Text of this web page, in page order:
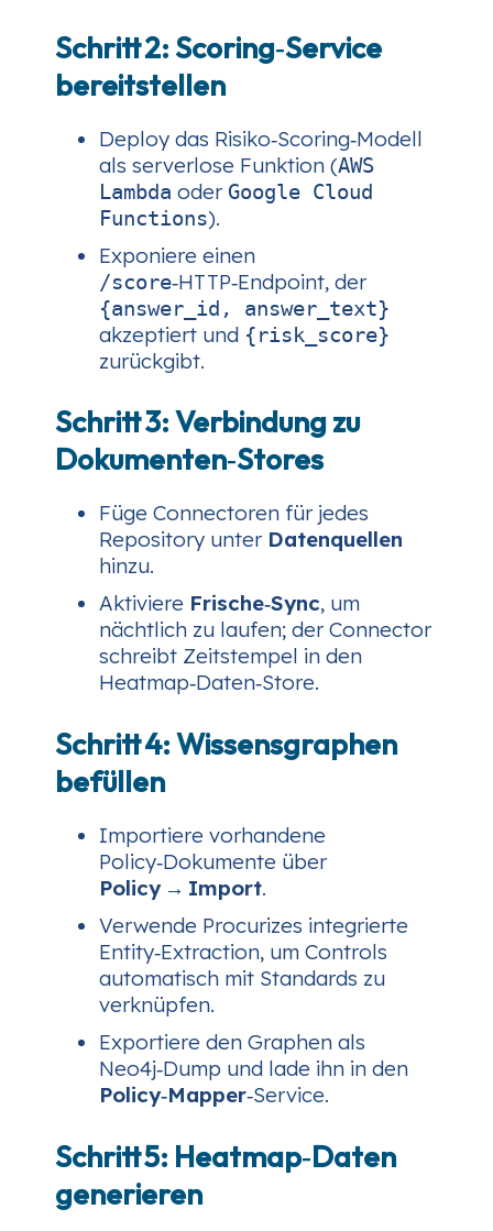
Schritt 2: Scoring‑Service
bereitstellen
Deploy das Risiko‑Scoring‑Modell
als serverlose Funktion (AWS
Lambda oder Google Cloud
Functions).
Exponiere einen
/score‑HTTP‑Endpoint, der
{answer_id, answer_text}
akzeptiert und {risk_score}
zurückgibt.
Schritt 3: Verbindung zu
Dokumenten‑Stores
Füge Connectoren für jedes
Repository unter Datenquellen
hinzu.
Aktiviere Frische‑Sync, um
nächtlich zu laufen; der Connector
schreibt Zeitstempel in den
Heatmap‑Daten‑Store.
Schritt 4: Wissensgraphen
befüllen
Importiere vorhandene
Policy‑Dokumente über
Policy → Import.
Verwende Procurizes integrierte
Entity‑Extraction, um Controls
automatisch mit Standards zu
verknüpfen.
Exportiere den Graphen als
Neo4j‑Dump und lade ihn in den
Policy‑Mapper‑Service.
Schritt 5: Heatmap‑Daten
generieren